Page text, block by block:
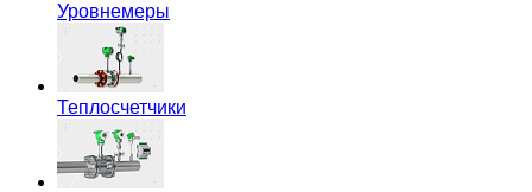
Уровнемеры
Теплосчетчики